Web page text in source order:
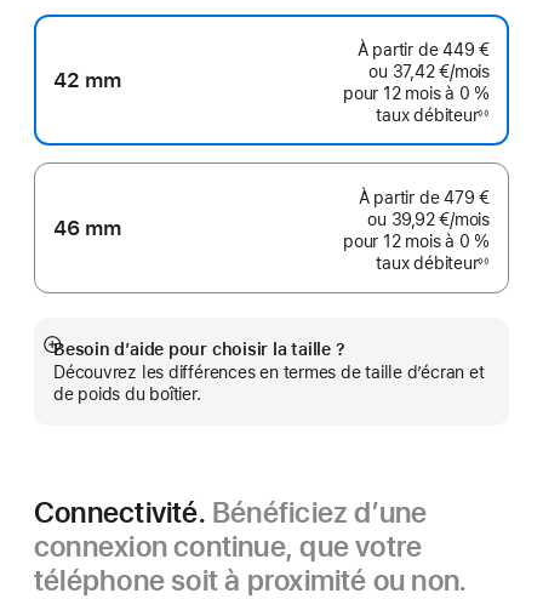
42 mm
À partir de449 €
ou 37,42 €/mois
pour 12 mois à 0 %
taux débiteur
de
◊◊
46 mm
À partir de479 €
ou 39,92 €/mois
pour 12 mois à 0 %
taux débiteur◊◊
Besoin d’aide pour choisir la taille ?
Découvrez les différences en termes de taille d’écran et
de poids du boîtier.
Afficher
plus
Connectivité. Bénéficiez d’une
connexion continue, que votre
téléphone soit à proximité ou non.